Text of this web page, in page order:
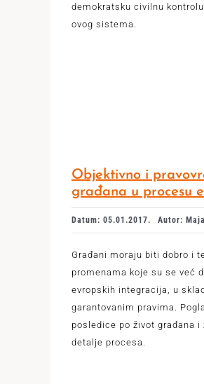
demokratsku civilnu
ovog sistema.
Objektivno i
građana u procesu
Datum: 05.01.2017. Autor:
Građani moraju biti dobro i
promenama koje su se već
evropskih integracija, u
garantovanim pravima.
posledice po život građana
detalje procesa.